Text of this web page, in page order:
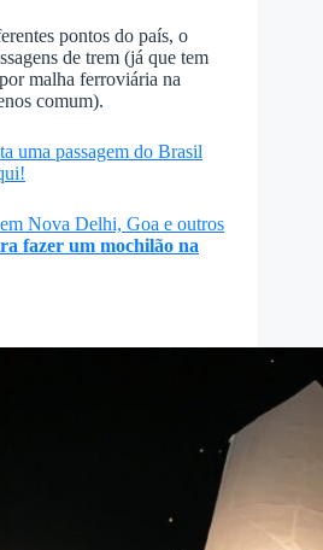
pontos do país, o
de trem (já que tem
malha ferroviária na
comum).
uma passagem do Brasil
Nova Delhi, Goa e outros
fazer um mochilão na